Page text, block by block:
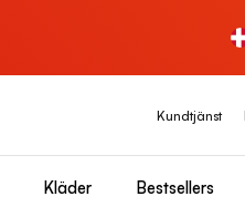
Kundtjänst
Kläder Bestsellers